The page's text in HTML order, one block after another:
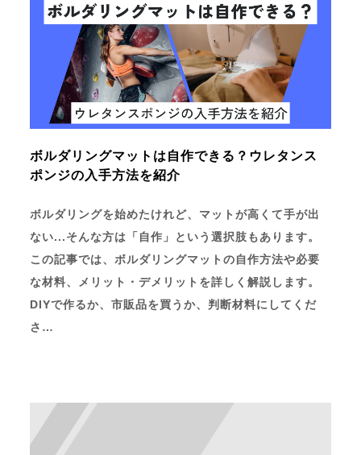
ボルダリングマットは自作できる？ウレタンス
ポンジの入手方法を紹介
ボルダリングを始めたけれど、マットが高くて手が出
ない...そんな方は「自作」という選択肢もあります。
この記事では、ボルダリングマットの自作方法や必要
な材料、メリット・デメリットを詳しく解説します。
DIYで作るか、市販品を買うか、判断材料にしてくだ
さ…